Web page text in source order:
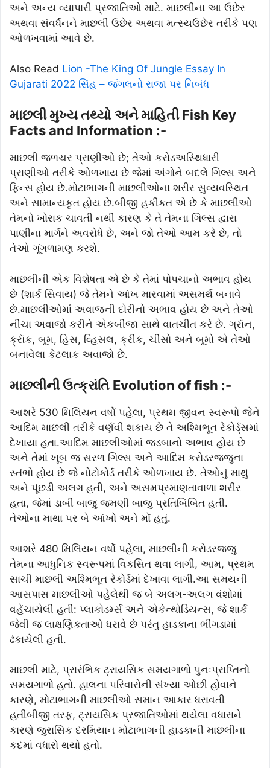
અને અન્ય વ્યાપારી પ્રજાતિઓ માટે. માછલીના આ ઉછેર
અથવા સંવર્ધનને માછલી ઉછેર અથવા મત્સ્યઉછેર તરીકે પણ
ઓળખવામાં આવે છે.
Also Read Lion -The King Of Jungle Essay In
Gujarati 2022 સિંહ – જંગલનો રાજા પર નિબંધ
માછલી મુખ્ય તથ્યો અને માહિતી Fish Key
Facts and Information :-
માછલી જળચર પ્રાણીઓ છે; તેઓ કરોડઅસ્થિધારી
પ્રાણીઓ તરીકે ઓળખાય છે જેમાં અંગોને બદલે ગિલ્સ અને
ફિન્સ હોય છે.મોટાભાગની માછલીઓના શરીર સુવ્યવસ્થિત
અને સામાન્યકૃત હોય છે.બીજી હકીકત એ છે કે માછલીઓ
તેમનો ખોરાક ચાવતી નથી કારણ કે તે તેમના ગિલ્સ દ્વારા
પાણીના માર્ગને અવરોધે છે, અને જો તેઓ આમ કરે છે, તો
તેઓ ગૂંગળામણ કરશે.
માછલીની એક વિશેષતા એ છે કે તેમાં પોપચાનો અભાવ હોય
છે (શાર્ક સિવાય) જે તેમને આંખ મારવામાં અસમર્થ બનાવે
છે.માછલીઓમાં અવાજની દોરીનો અભાવ હોય છે અને તેઓ
નીચા અવાજો કરીને એકબીજા સાથે વાતચીત કરે છે. ગ્રૉન,
ક્રૉક, બૂમ, હિસ, વ્હિસલ, ક્રીક, ચીસો અને બૂમો એ તેઓ
બનાવેલા કેટલાક અવાજો છે.
માછલીની ઉત્ક્રાંતિ Evolution of fish :-
આશરે 530 મિલિયન વર્ષો પહેલા, પ્રથમ જીવન સ્વરૂપો જેને
આદિમ માછલી તરીકે વર્ણવી શકાય છે તે અશ્મિભૂત રેકોર્ડ્સમાં
દેખાયા હતા.આદિમ માછલીઓમાં જડબાનો અભાવ હોય છે
અને તેમાં ખૂબ જ સરળ ગિલ્સ અને આદિમ કરોડરજ્જુના
સ્તંભો હોય છે જે નોટોકોર્ડ તરીકે ઓળખાય છે. તેઓનું માથું
અને પૂંછડી અલગ હતી, અને અસમપ્રમાણતાવાળા શરીર
હતા, જેમાં ડાબી બાજુ જમણી બાજુ પ્રતિબિંબિત હતી.
તેઓના માથા પર બે આંખો અને મોં હતું.
આશરે 480 મિલિયન વર્ષો પહેલા, માછલીની કરોડરજ્જુ
તેમના આધુનિક સ્વરૂપમાં વિકસિત થવા લાગી, આમ, પ્રથમ
સાચી માછલી અશ્મિભૂત રેકોર્ડમાં દેખાવા લાગી.આ સમયની
આસપાસ માછલીઓ પહેલેથી જ બે અલગ-અલગ વંશોમાં
વહેંચાયેલી હતી: પ્લાકોડર્મ્સ અને એકેન્થોડિયન્સ, જે શાર્ક
જેવી જ લાક્ષણિકતાઓ ધરાવે છે પરંતુ હાડકાના ભીંગડામાં
ઢંકાયેલી હતી.
માછલી માટે, પ્રારંભિક ટ્રાયસિક સમયગાળો પુનઃપ્રાપ્તિનો
સમયગાળો હતો. હાલના પરિવારોની સંખ્યા ઓછી હોવાને
કારણે, મોટાભાગની માછલીઓ સમાન આકાર ધરાવતી
હતીબીજી તરફ, ટ્રાયસિક પ્રજાતિઓમાં થયેલા વધારાને
કારણે જુરાસિક દરમિયાન મોટાભાગની હાડકાની માછલીના
કદમાં વધારો થયો હતો.